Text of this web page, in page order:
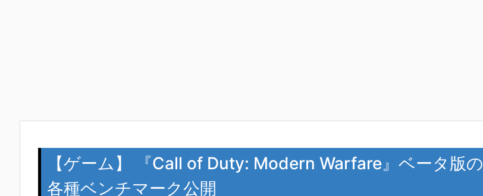
【ゲーム】 『Call of Duty: Modern Warfare』ベータ版の
各種ベンチマーク公開